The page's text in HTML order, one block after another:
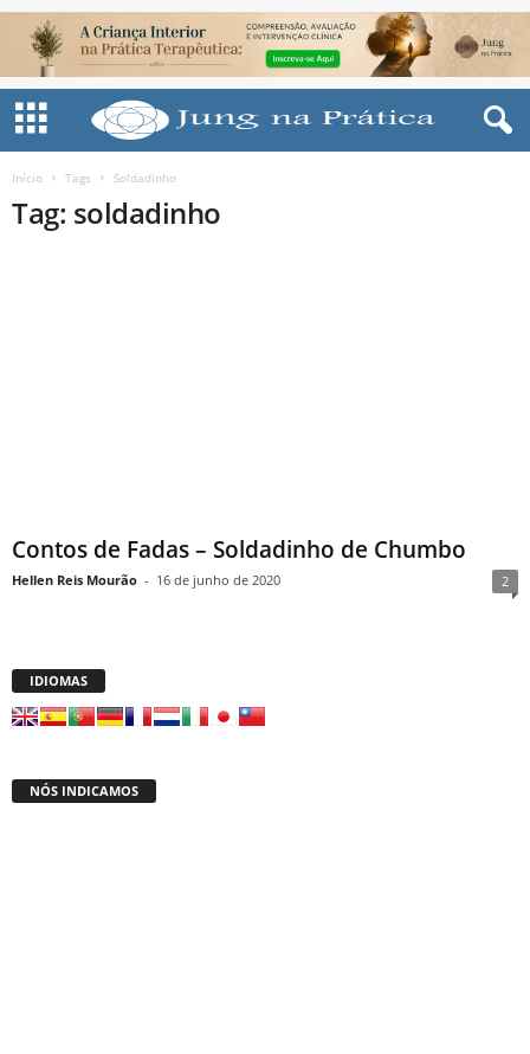
Início Tags Soldadinho
Tag: soldadinho
Contos de Fadas – Soldadinho de Chumbo
Hellen Reis Mourão - 16 de junho de 2020 2
IDIOMAS
NÓS INDICAMOS